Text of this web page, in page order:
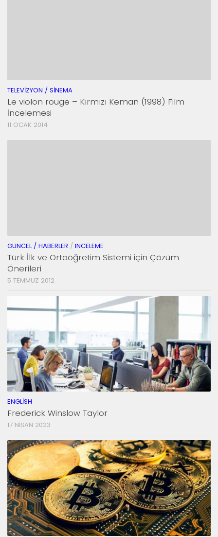
TELEVIZYON / SINEMA
Le violon rouge – Kırmızı Keman (1998) Film
İncelemesi
11 OCAK 2014
GÜNCEL / HABERLER / INCELEME
Türk İlk ve Ortaöğretim Sistemi için Çözüm
Önerileri
5 TEMMUZ 2012
ENGLISH
Frederick Winslow Taylor
17 NISAN 2023